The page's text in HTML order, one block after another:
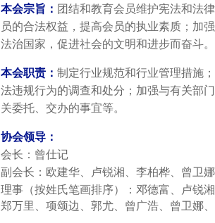
本会宗旨： 团结和教育会员维护宪法和法
员的合法权益，提高会员的执业素质；加
法治国家，促进社会的文明和进步而奋斗。
本会职责： 制定行业规范和行业管理措施
法违规行为的调查和处分；加强与有关部
关委托、交办的事宜等。
协会领导：
会长：曾仕记
副会长：欧建华、卢锐湘、李柏桦、曾卫
理事（按姓氏笔画排序）： 邓德富、卢锐
郑万里、项颂边、郭尤、曾广浩、曾卫娜